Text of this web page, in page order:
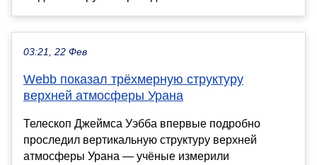
03:21, 22 Фев
Webb показал трёхмерную структуру
верхней атмосферы Урана
Телескоп Джеймса Уэбба впервые подробно
проследил вертикальную структуру верхней
атмосферы Урана — учёные измерили